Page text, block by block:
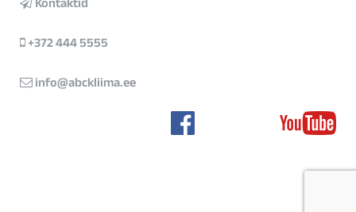
Kontaktid
+372 444 5555
info@abckliima.ee